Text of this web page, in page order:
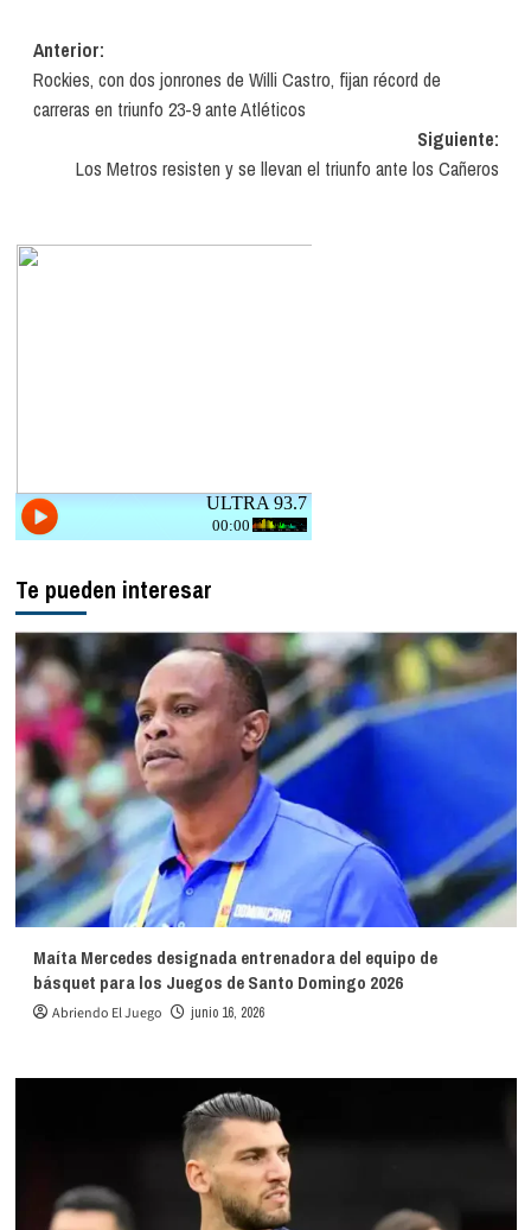
Navegación
de
entradas
Anterior:
Rockies, con dos jonrones de Willi Castro, fijan récord de
carreras en triunfo 23-9 ante Atléticos
Siguiente:
Los Metros resisten y se llevan el triunfo ante los Cañeros
Te pueden interesar
Maíta Mercedes designada entrenadora del equipo de
básquet para los Juegos de Santo Domingo 2026
Abriendo El Juego junio 16, 2026